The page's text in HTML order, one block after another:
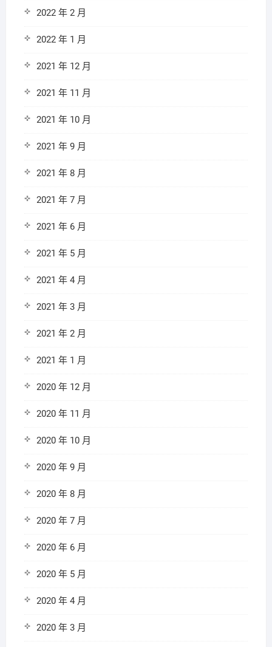
2022 年 2 月
2022 年 1 月
2021 年 12 月
2021 年 11 月
2021 年 10 月
2021 年 9 月
2021 年 8 月
2021 年 7 月
2021 年 6 月
2021 年 5 月
2021 年 4 月
2021 年 3 月
2021 年 2 月
2021 年 1 月
2020 年 12 月
2020 年 11 月
2020 年 10 月
2020 年 9 月
2020 年 8 月
2020 年 7 月
2020 年 6 月
2020 年 5 月
2020 年 4 月
2020 年 3 月